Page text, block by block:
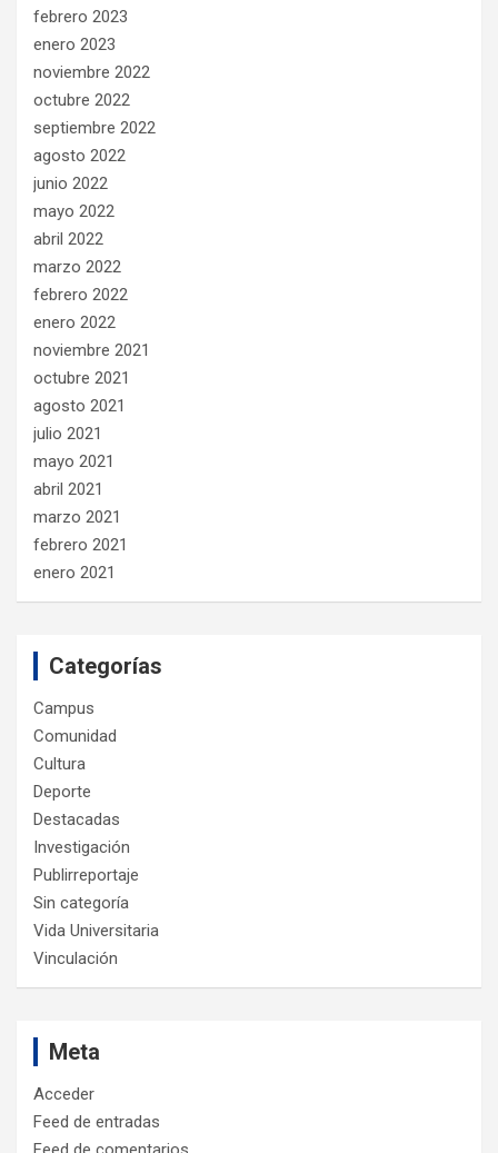
febrero 2023
enero 2023
noviembre 2022
octubre 2022
septiembre 2022
agosto 2022
junio 2022
mayo 2022
abril 2022
marzo 2022
febrero 2022
enero 2022
noviembre 2021
octubre 2021
agosto 2021
julio 2021
mayo 2021
abril 2021
marzo 2021
febrero 2021
enero 2021
Categorías
Campus
Comunidad
Cultura
Deporte
Destacadas
Investigación
Publirreportaje
Sin categoría
Vida Universitaria
Vinculación
Meta
Acceder
Feed de entradas